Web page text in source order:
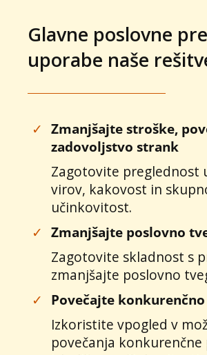
Glavne poslovne
uporabe naše
✓ Zmanjšajte stroške,
zadovoljstvo strank
Zagotovite preglednost
virov, kakovost in
učinkovitost.
✓ Zmanjšajte poslovno
Zagotovite skladnost s
zmanjšajte poslovno
✓
Povečajte
Izkoristite vpogled v
povečanja